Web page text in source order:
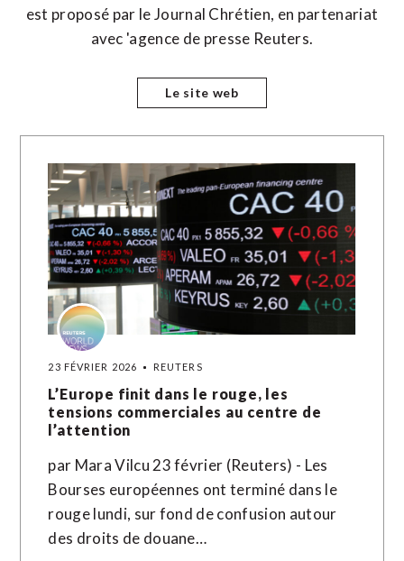
est proposé par le Journal Chrétien, en partenariat
avec 'agence de presse Reuters.
Le site web
23 FÉVRIER 2026 REUTERS
L’Europe finit dans le rouge, les
tensions commerciales au centre de
l’attention
par Mara Vilcu 23 février (Reuters) - Les
Bourses européennes ont terminé dans le
rouge lundi, sur fond de confusion autour
des droits de douane…